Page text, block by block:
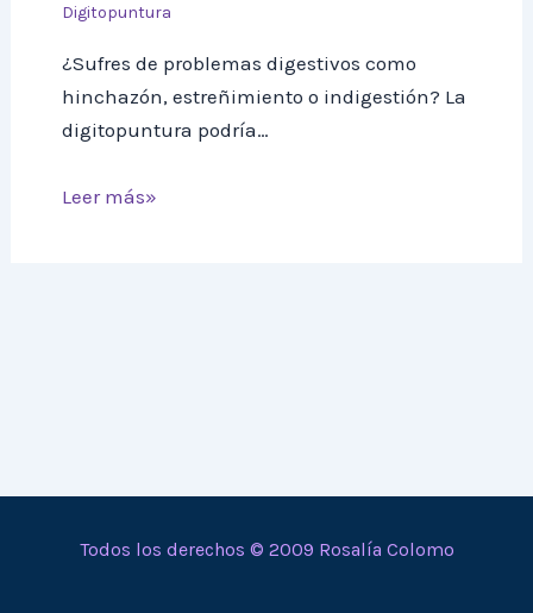
Digitopuntura
¿Sufres de problemas digestivos como
hinchazón, estreñimiento o indigestión? La
digitopuntura podría…
Leer más»
Todos los derechos © 2009 Rosalía Colomo